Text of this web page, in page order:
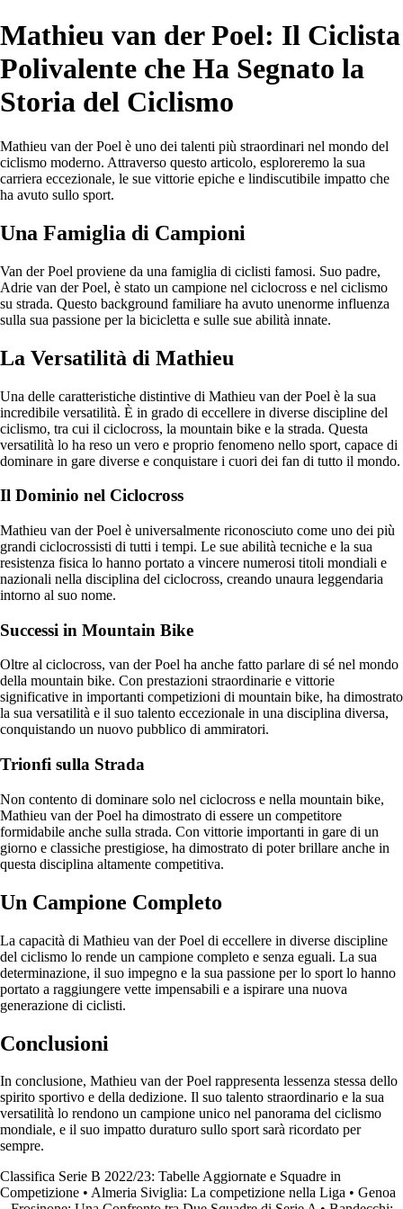
Mathieu van der Poel: Il Ciclista
Polivalente che Ha Segnato la
Storia del Ciclismo
Mathieu van der Poel è uno dei talenti più straordinari nel mondo del
ciclismo moderno. Attraverso questo articolo, esploreremo la sua
carriera eccezionale, le sue vittorie epiche e lindiscutibile impatto che
ha avuto sullo sport.
Una Famiglia di Campioni
Van der Poel proviene da una famiglia di ciclisti famosi. Suo padre,
Adrie van der Poel, è stato un campione nel ciclocross e nel ciclismo
su strada. Questo background familiare ha avuto unenorme influenza
sulla sua passione per la bicicletta e sulle sue abilità innate.
La Versatilità di Mathieu
Una delle caratteristiche distintive di Mathieu van der Poel è la sua
incredibile versatilità. È in grado di eccellere in diverse discipline del
ciclismo, tra cui il ciclocross, la mountain bike e la strada. Questa
versatilità lo ha reso un vero e proprio fenomeno nello sport, capace di
dominare in gare diverse e conquistare i cuori dei fan di tutto il mondo.
Il Dominio nel Ciclocross
Mathieu van der Poel è universalmente riconosciuto come uno dei più
grandi ciclocrossisti di tutti i tempi. Le sue abilità tecniche e la sua
resistenza fisica lo hanno portato a vincere numerosi titoli mondiali e
nazionali nella disciplina del ciclocross, creando unaura leggendaria
intorno al suo nome.
Successi in Mountain Bike
Oltre al ciclocross, van der Poel ha anche fatto parlare di sé nel mondo
della mountain bike. Con prestazioni straordinarie e vittorie
significative in importanti competizioni di mountain bike, ha dimostrato
la sua versatilità e il suo talento eccezionale in una disciplina diversa,
conquistando un nuovo pubblico di ammiratori.
Trionfi sulla Strada
Non contento di dominare solo nel ciclocross e nella mountain bike,
Mathieu van der Poel ha dimostrato di essere un competitore
formidabile anche sulla strada. Con vittorie importanti in gare di un
giorno e classiche prestigiose, ha dimostrato di poter brillare anche in
questa disciplina altamente competitiva.
Un Campione Completo
La capacità di Mathieu van der Poel di eccellere in diverse discipline
del ciclismo lo rende un campione completo e senza eguali. La sua
determinazione, il suo impegno e la sua passione per lo sport lo hanno
portato a raggiungere vette impensabili e a ispirare una nuova
generazione di ciclisti.
Conclusioni
In conclusione, Mathieu van der Poel rappresenta lessenza stessa dello
spirito sportivo e della dedizione. Il suo talento straordinario e la sua
versatilità lo rendono un campione unico nel panorama del ciclismo
mondiale, e il suo impatto duraturo sullo sport sarà ricordato per
sempre.
Classifica Serie B 2022/23: Tabelle Aggiornate e Squadre in
Competizione • Almeria Siviglia: La competizione nella Liga • Genoa